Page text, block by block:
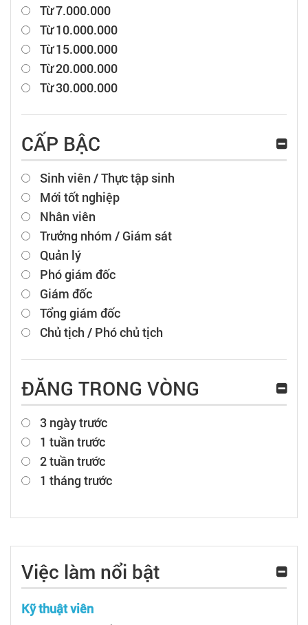
Từ 7.000.000
Từ 10.000.000
Từ 15.000.000
Từ 20.000.000
Từ 30.000.000
CẤP BẬC
Sinh viên / Thực tập sinh
Mới tốt nghiệp
Nhân viên
Trưởng nhóm / Giám sát
Quản lý
Phó giám đốc
Giám đốc
Tổng giám đốc
Chủ tịch / Phó chủ tịch
ĐĂNG TRONG VÒNG
3 ngày trước
1 tuần trước
2 tuần trước
1 tháng trước
Việc làm nổi bật
Kỹ thuật viên